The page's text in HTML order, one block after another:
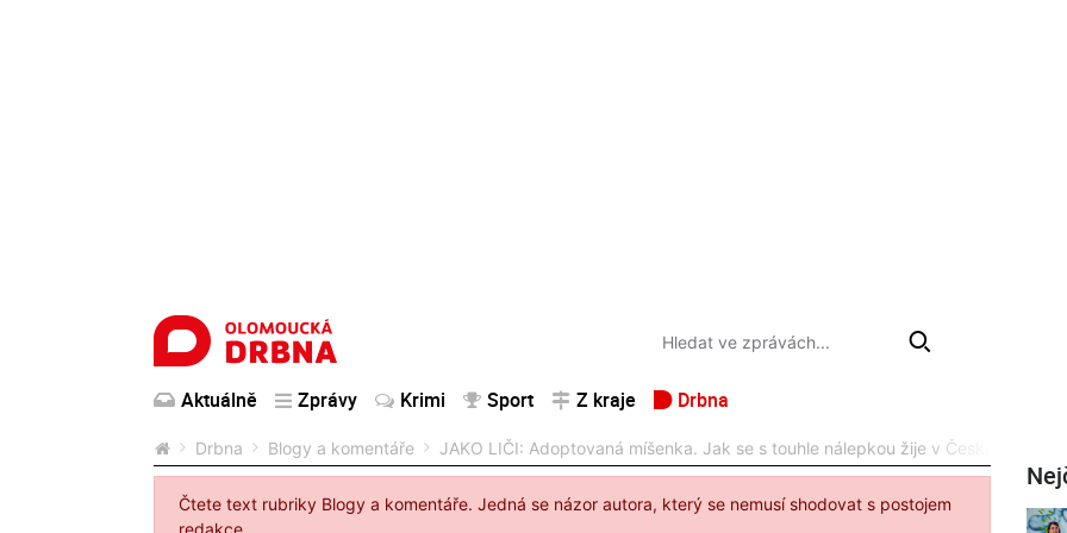
Aktuálně Zprávy Krimi Sport Z kraje Drbna
Drbna Blogy a komentáře JAKO LIČI: Adoptovaná míšenka. Jak se s touhle nálepkou žije v České
Čtete text rubriky Blogy a komentáře. Jedná se názor autora, který se nemusí shodovat s postojem
redakce.